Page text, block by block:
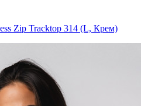
Zip Tracktop 314 (L, Крем)